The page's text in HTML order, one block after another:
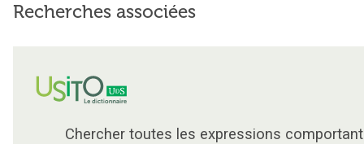
Recherches associées
Chercher toutes les expressions